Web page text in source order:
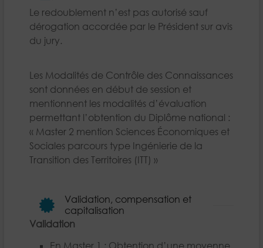
Le redoublement n’est pas autorisé sauf
dérogation accordée par le Président sur avis
du jury.
Les Modalités de Contrôle des Connaissances
sont données en début de session et
mentionnent les modalités d’évaluation
permettant l’obtention du Diplôme national :
« Master 2 mention Sciences Économiques et
Sociales parcours type Ingénierie de la
Transition des Territoires (ITT) »
Validation, compensation et
capitalisation
Validation
En Master 1 : Obtention d’une moyenne